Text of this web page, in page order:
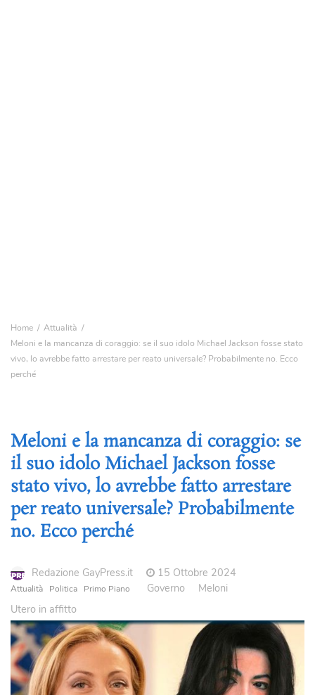
Home
Attualità
Meloni e la mancanza di coraggio: se il suo idolo Michael Jackson fosse stato
vivo, lo avrebbe fatto arrestare per reato universale? Probabilmente no. Ecco
perché
Meloni e la mancanza di coraggio: se
il suo idolo Michael Jackson fosse
stato vivo, lo avrebbe fatto arrestare
per reato universale? Probabilmente
no. Ecco perché
Redazione GayPress.it 15 Ottobre 2024
Attualità Politica Primo Piano Governo
Meloni
Utero in affitto